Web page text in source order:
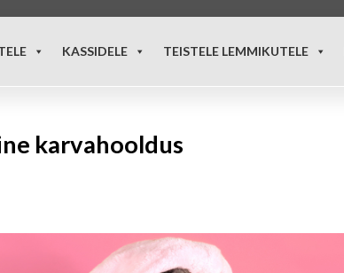
KASSIDELE TEISTELE LEMMIKUTELE
karvahooldus